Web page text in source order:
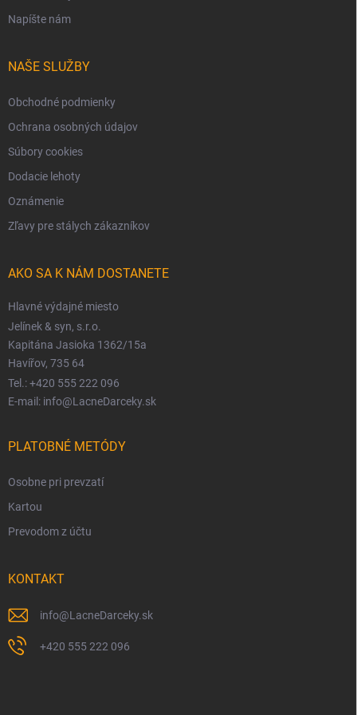
Napíšte nám
NAŠE SLUŽBY
Obchodné podmienky
Ochrana osobných údajov
Súbory cookies
Dodacie lehoty
Oznámenie
Zľavy pre stálych zákazníkov
AKO SA K NÁM DOSTANETE
Hlavné výdajné miesto
Jelínek & syn, s.r.o.
Kapitána Jasioka 1362/15a
Havířov, 735 64
Tel.: +420 555 222 096
E-mail: info@LacneDarceky.sk
PLATOBNÉ METÓDY
Osobne pri prevzatí
Kartou
Prevodom z účtu
KONTAKT
info@LacneDarceky.sk
+420 555 222 096